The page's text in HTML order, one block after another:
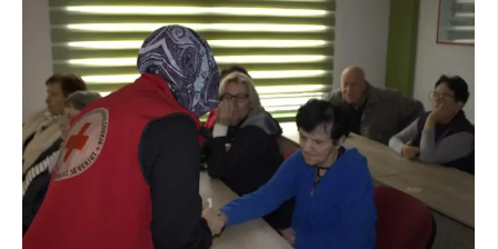
PROMOVIMI I VLERAVE HUMANE
PËRDORIMIN DHE MBROJTJEN E STEMËS
SOCIALO-HUMANITARE
SI TË JEPNI DONACIONE
PËRGATITSHMËRI DHE VEPRIM GJATË KATASTROFAVE
EKIPE PËRGJIGJE DISASTER